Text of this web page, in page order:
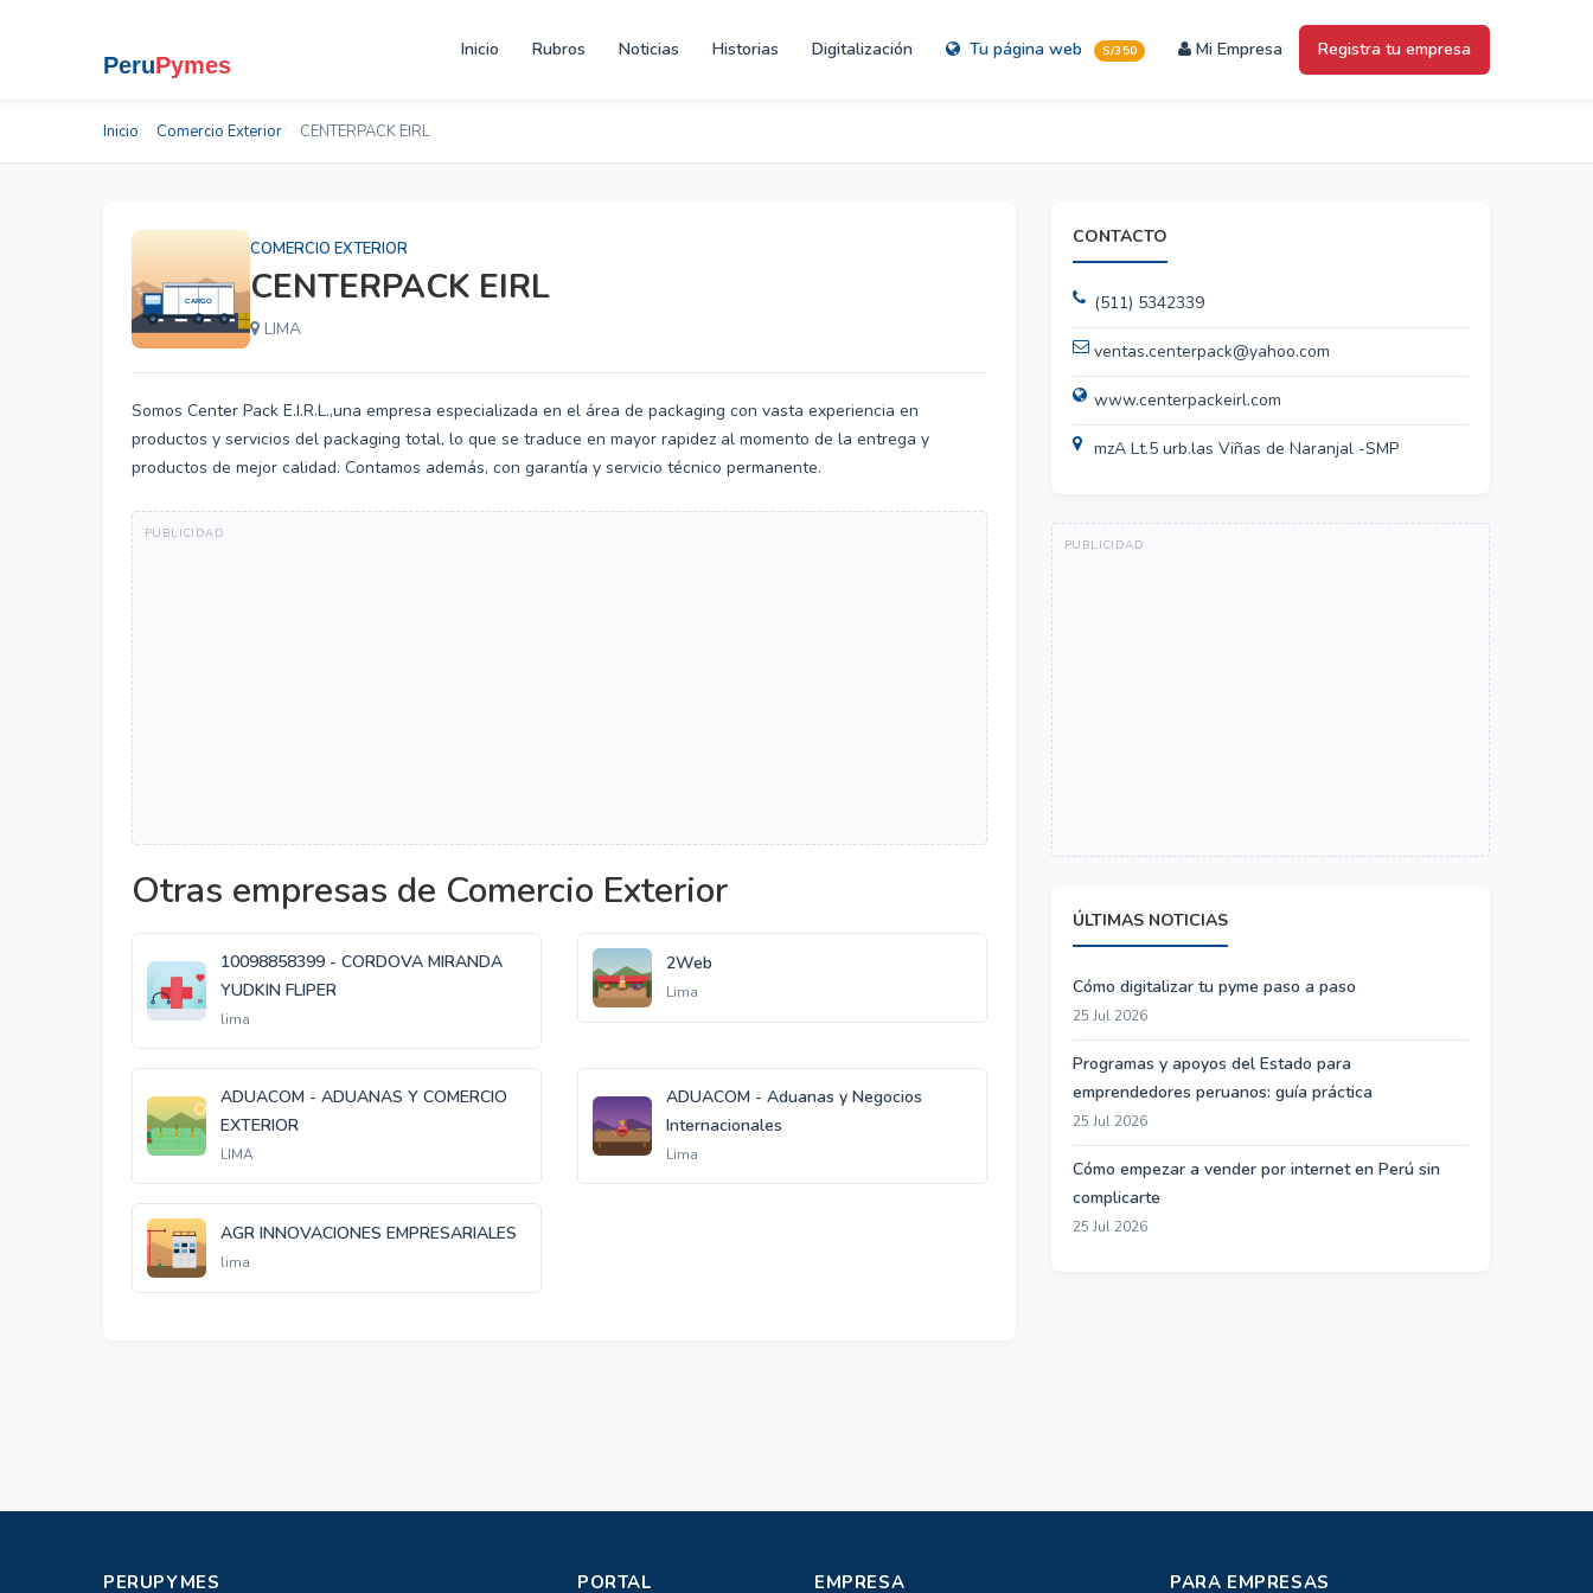
Inicio Rubros Noticias Historias Digitalización Tu página web S/350 Mi Empresa Registra tu empresa
Inicio Comercio Exterior CENTERPACK EIRL
COMERCIO EXTERIOR
CENTERPACK EIRL
LIMA
Somos Center Pack E.I.R.L.,una empresa especializada en el área de packaging con vasta experiencia en
productos y servicios del packaging total, lo que se traduce en mayor rapidez al momento de la entrega y
productos de mejor calidad. Contamos además, con garantía y servicio técnico permanente.
Otras empresas de Comercio Exterior
10098858399 - CORDOVA MIRANDA
YUDKIN FLIPER
lima
2Web
Lima
ADUACOM - ADUANAS Y COMERCIO
EXTERIOR
LIMA
ADUACOM - Aduanas y Negocios
Internacionales
Lima
AGR INNOVACIONES EMPRESARIALES
lima
CONTACTO
(511) 5342339
ventas.centerpack@yahoo.com
www.centerpackeirl.com
mzA Lt.5 urb.las Viñas de Naranjal -SMP
ÚLTIMAS NOTICIAS
Cómo digitalizar tu pyme paso a paso
25 Jul 2026
Programas y apoyos del Estado para
emprendedores peruanos: guía práctica
25 Jul 2026
Cómo empezar a vender por internet en Perú sin
complicarte
25 Jul 2026
PERUPYMES PORTAL EMPRESA PARA EMPRESAS